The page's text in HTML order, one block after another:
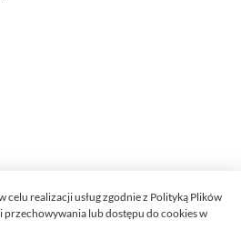
celu realizacji usług zgodnie z Polityką Plików
lub dostępu do cookies w